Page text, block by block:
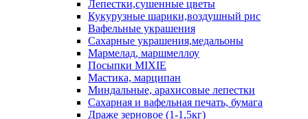
Лепестки,сушенные цветы
Кукурузные шарики,воздушный рис
Вафельные украшения
Сахарные украшения,медальоны
Мармелад, маршмеллоу
Посыпки MIXIE
Мастика, марципан
Миндальные, арахисовые лепестки
Сахарная и вафельная печать, бумага
Драже зерновое (1-1,5кг)